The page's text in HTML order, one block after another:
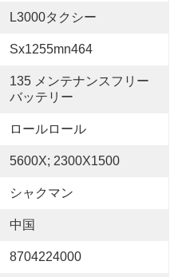
L3000タクシー
Sx1255mn464
135 メンテナンスフリー
バッテリー
ロールロール
5600X; 2300X1500
シャクマン
中国
8704224000